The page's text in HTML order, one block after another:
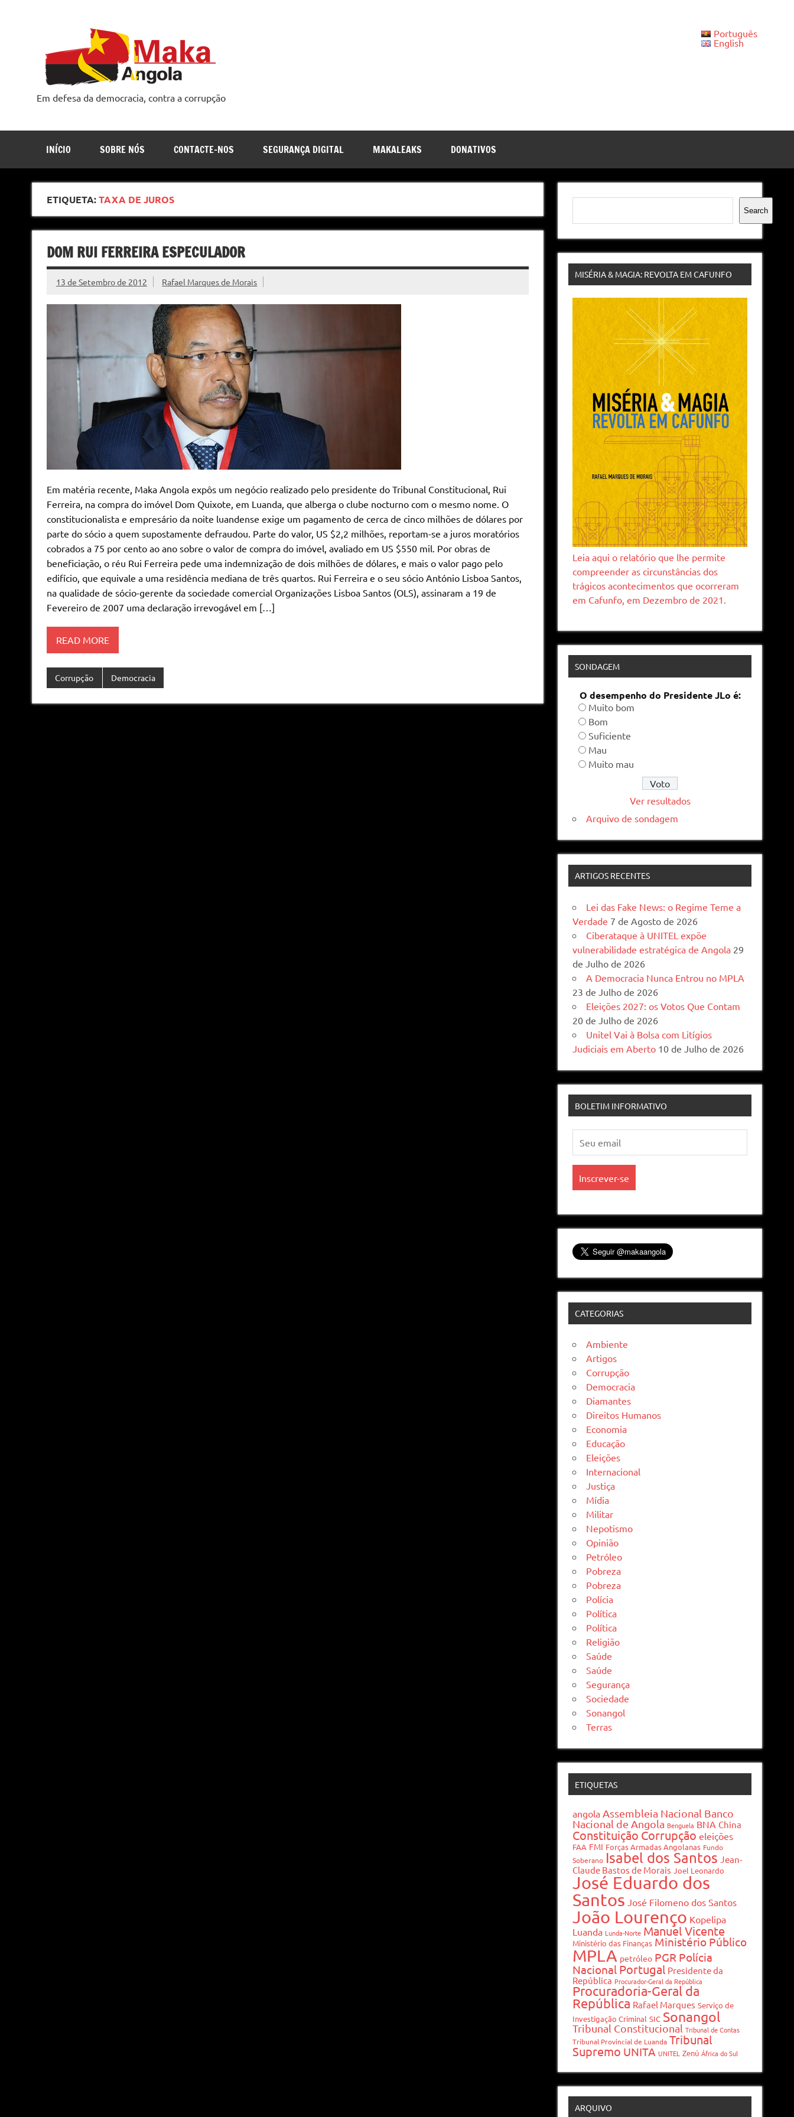
Em defesa da democracia, contra a corrupção
Português
English
INÍCIO SOBRE NÓS CONTACTE-NOS SEGURANÇA DIGITAL MAKALEAKS DONATIVOS
ETIQUETA:TAXA DE JUROS
DOM RUI FERREIRA ESPECULADOR
13 de Setembro de 2012 Rafael Marques de Morais
Em matéria recente, Maka Angola expôs um negócio realizado pelo presidente do Tribunal Constitucional, Rui
Ferreira, na compra do imóvel Dom Quixote, em Luanda, que alberga o clube nocturno com o mesmo nome. O
constitucionalista e empresário da noite luandense exige um pagamento de cerca de cinco milhões de dólares por
parte do sócio a quem supostamente defraudou. Parte do valor, US $2,2 milhões, reportam-se a juros moratórios
cobrados a 75 por cento ao ano sobre o valor de compra do imóvel, avaliado em US $550 mil. Por obras de
beneficiação, o réu Rui Ferreira pede uma indemnização de dois milhões de dólares, e mais o valor pago pelo
edifício, que equivale a uma residência mediana de três quartos. Rui Ferreira e o seu sócio António Lisboa Santos,
na qualidade de sócio-gerente da sociedade comercial Organizações Lisboa Santos (OLS), assinaram a 19 de
Fevereiro de 2007 uma declaração irrevogável em […]
READ MORE
Corrupção Democracia
Pesquisar
Search
MISÉRIA & MAGIA: REVOLTA EM CAFUNFO
Leia aqui o relatório que lhe permite
compreender as circunstâncias dos
trágicos acontecimentos que ocorreram
em Cafunfo, em Dezembro de 2021.
SONDAGEM
O desempenho do Presidente JLo é:
Muito bom
Bom
Suficiente
Mau
Muito mau
Ver resultados
Arquivo de sondagem
ARTIGOS RECENTES
Lei das Fake News: o Regime Teme a
Verdade 7 de Agosto de 2026
Ciberataque à UNITEL expõe
vulnerabilidade estratégica de Angola 29
de Julho de 2026
A Democracia Nunca Entrou no MPLA
23 de Julho de 2026
Eleições 2027: os Votos Que Contam
20 de Julho de 2026
Unitel Vai à Bolsa com Litígios
Judiciais em Aberto 10 de Julho de 2026
BOLETIM INFORMATIVO
CATEGORIAS
Ambiente
Artigos
Corrupção
Democracia
Diamantes
Direitos Humanos
Economia
Educação
Eleições
Internacional
Justiça
Mídia
Militar
Nepotismo
Opinião
Petróleo
Pobreza
Pobreza
Polícia
Política
Política
Religião
Saúde
Saúde
Segurança
Sociedade
Sonangol
Terras
ETIQUETAS
angola Assembleia Nacional Banco
Nacional de Angola Benguela BNA China
Constituição Corrupção eleições
FAA FMI Forças Armadas Angolanas Fundo
Soberano Isabel dos Santos Jean-
Claude Bastos de Morais Joel Leonardo
José Eduardo dos
Santos José Filomeno dos Santos
João Lourenço Kopelipa
Luanda Lunda-Norte Manuel Vicente
Ministério das Finanças Ministério Público
MPLA petróleo PGR Polícia
Nacional Portugal Presidente da
República Procurador-Geral da República
Procuradoria-Geral da
República Rafael Marques Serviço de
Investigação Criminal SIC Sonangol
Tribunal Constitucional Tribunal de Contas
Tribunal Provincial de Luanda Tribunal
Supremo UNITA UNITEL Zenú África do Sul
ARQUIVO